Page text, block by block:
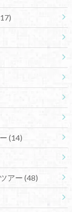
(14)
アー (48)